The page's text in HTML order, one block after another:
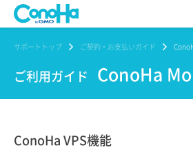
サポートトップ ご契約・お支払いガイド
ご利用ガイド ConoHa
ConoHa VPS機能